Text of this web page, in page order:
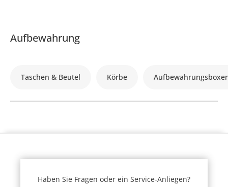
Aufbewahrung
Taschen & Beutel Körbe
Haben Sie Fragen oder ein Service-Anliegen?